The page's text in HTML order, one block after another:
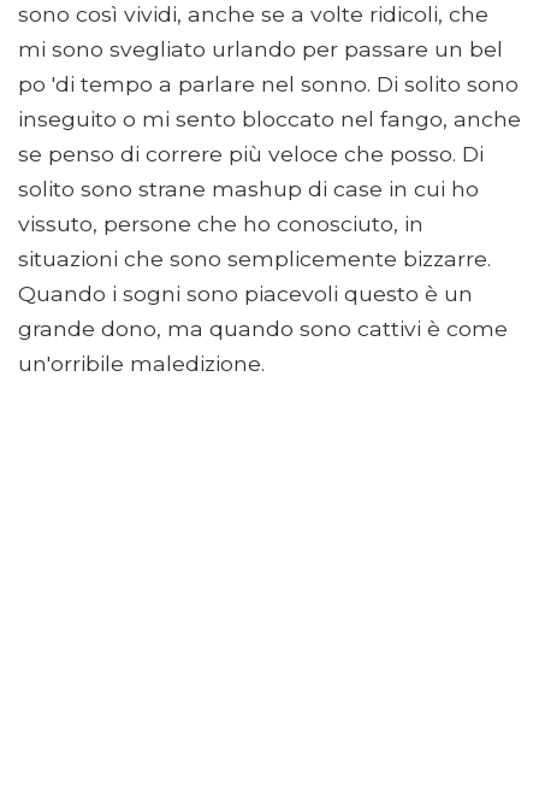
sono così vividi, anche se a volte ridicoli, che
mi sono svegliato urlando per passare un bel
po 'di tempo a parlare nel sonno. Di solito sono
inseguito o mi sento bloccato nel fango, anche
se penso di correre più veloce che posso. Di
solito sono strane mashup di case in cui ho
vissuto, persone che ho conosciuto, in
situazioni che sono semplicemente bizzarre.
Quando i sogni sono piacevoli questo è un
grande dono, ma quando sono cattivi è come
un'orribile maledizione.